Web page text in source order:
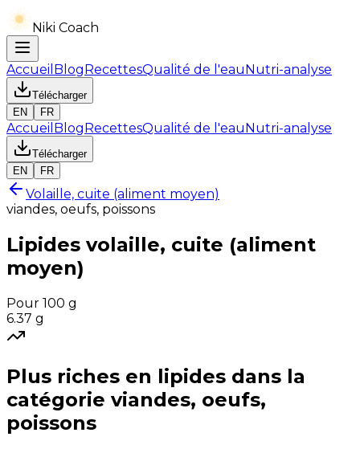
Niki Coach
Accueil BlogRecettesQualité de l'eauNutri-analyse
Télécharger
EN
FR
Accueil BlogRecettesQualité de l'eauNutri-analyse
Télécharger
EN
FR
Volaille, cuite (aliment moyen)
viandes, oeufs, poissons
Lipides volaille, cuite (aliment
moyen)
Pour 100 g
6.37 g
Plus riches en lipides dans la
catégorie viandes, oeufs,
poissons